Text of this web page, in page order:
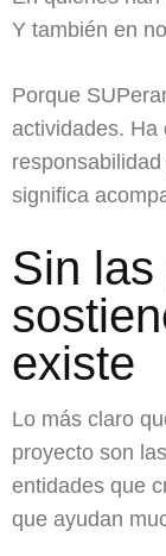
Y también en
Porque
actividades. Ha
significa
Sin
existe
Lo más claro
proyecto son
entidades que
que ayudan